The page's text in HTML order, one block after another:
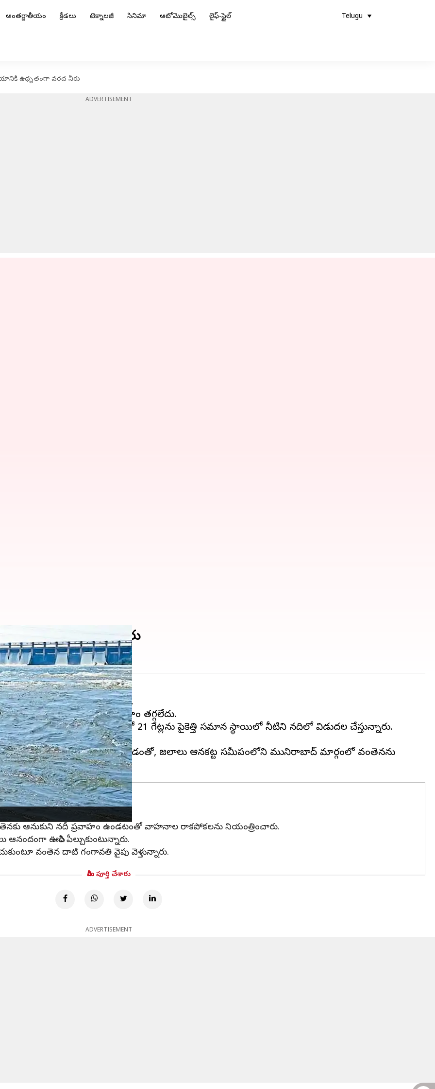
అంతర్జాతీయం క్రీడలు టెక్నాలజీ సినిమా ఆటోమొబైల్స్ లైఫ్-స్టైల్ Telugu
ఉధృతంగా వరద నీరు
ADVERTISEMENT
ఉధృతంగా వరద నీరు
లక్ష క్యూసెక్కులకు చేరుకుంది.
తగ్గాయి. అయితే, వరద ప్రవాహం తగ్గలేదు.
వరద చేరుకుంటోంది. 33 గేట్లలో 21 గేట్లను పైకెత్తి సమాన స్థాయిలో నీటిని నదిలో విడుదల చేస్తున్నారు.
అంచనా వేస్తున్నారు.
ఉంది. భారీగా నీటిని విడుదల చేయడంతో, జలాలు ఆనకట్ట సమీపంలోని మునిరాబాద్ మార్గంలో వంతెనను
వంతెనకు ఆనుకుని నదీ ప్రవాహం ఉండటంతో వాహనాల రాకపోకలను నియంత్రించారు.
ఊపిరి పీల్చుకుంటున్నారు.
వంతెన దాటి గంగావతి వైపు వెళ్తున్నారు.
మీరు పూర్తి చేశారు
ADVERTISEMENT